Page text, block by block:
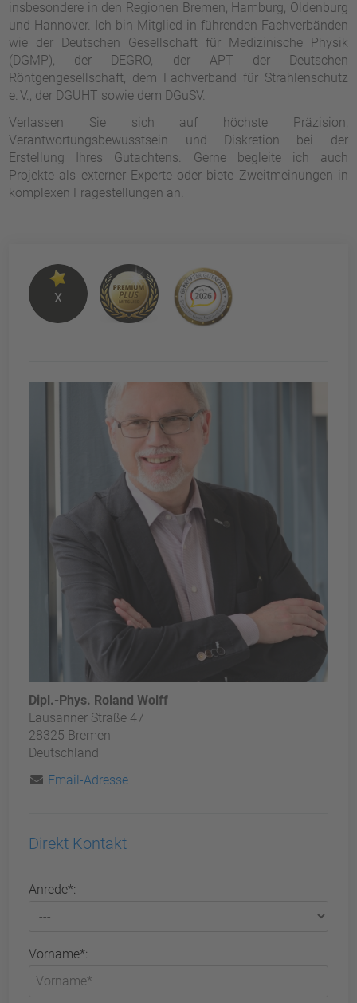
insbesondere in den Regionen Bremen, Hamburg, Oldenburg
und Hannover. Ich bin Mitglied in führenden Fachverbänden
wie der Deutschen Gesellschaft für Medizinische Physik
(DGMP), der DEGRO, der APT der Deutschen
Röntgengesellschaft, dem Fachverband für Strahlenschutz
e. V., der DGUHT sowie dem DGuSV.
Verlassen Sie sich auf höchste Präzision,
Verantwortungsbewusstsein und Diskretion bei der
Erstellung Ihres Gutachtens. Gerne begleite ich auch
Projekte als externer Experte oder biete Zweitmeinungen in
komplexen Fragestellungen an.
X
Dipl.-Phys. Roland Wolff
Lausanner Straße 47
28325 Bremen
Deutschland
Email-Adresse
Direkt Kontakt
Anrede*:
Vorname*: